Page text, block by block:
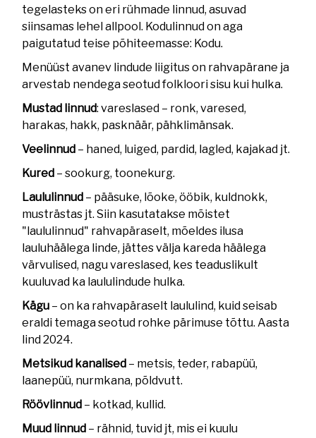
tegelasteks on eri rühmade linnud, asuvad
siinsamas lehel allpool. Kodulinnud on aga
paigutatud teise põhiteemasse: Kodu.
Menüüst avanev lindude liigitus on rahvapärane ja
arvestab nendega seotud folkloori sisu kui hulka.
Mustad linnud: vareslased – ronk, varesed,
harakas, hakk, pasknäär, pähklimänsak.
Veelinnud – haned, luiged, pardid, lagled, kajakad jt.
Kured – sookurg, toonekurg.
Laululinnud – pääsuke, lõoke, ööbik, kuldnokk,
musträstas jt. Siin kasutatakse mõistet
"laululinnud" rahvapäraselt, mõeldes ilusa
lauluhäälega linde, jättes välja kareda häälega
värvulised, nagu vareslased, kes teaduslikult
kuuluvad ka laululindude hulka.
Kägu – on ka rahvapäraselt laululind, kuid seisab
eraldi temaga seotud rohke pärimuse tõttu. Aasta
lind 2024.
Metsikud kanalised – metsis, teder, rabapüü,
laanepüü, nurmkana, põldvutt.
Röövlinnud – kotkad, kullid.
Muud linnud – rähnid, tuvid jt, mis ei kuulu